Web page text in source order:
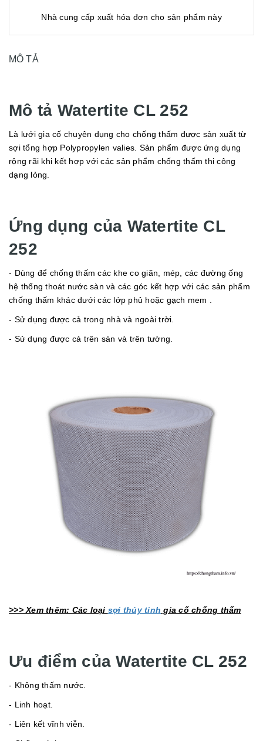
Nhà cung cấp xuất hóa đơn cho sản phẩm này
MÔ TẢ
Mô tả Watertite CL 252
Là lưới gia cố chuyên dụng cho chống thấm được sản xuất từ
sợi tổng hợp Polypropylen valies. Sản phẩm được ứng dụng
rộng rãi khi kết hợp với các sản phẩm chống thấm thi công
dạng lỏng.
Ứng dụng của Watertite CL
252
- Dùng để chống thấm các khe co giãn, mép, các đường ống
hệ thống thoát nước sàn và các góc kết hợp với các sản phẩm
chống thấm khác dưới các lớp phủ hoặc gạch mem .
- Sử dụng được cả trong nhà và ngoài trời.
- Sử dụng được cả trên sàn và trên tường.
>>> Xem thêm: Các loại sợi thủy tinh gia cố chống thấm
Ưu điểm của Watertite CL 252
- Không thấm nước.
- Linh hoạt.
- Liên kết vĩnh viễn.